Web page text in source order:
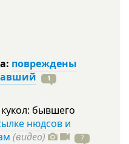
повреждены
1
бывшего
нюдсов и
(видео) 7